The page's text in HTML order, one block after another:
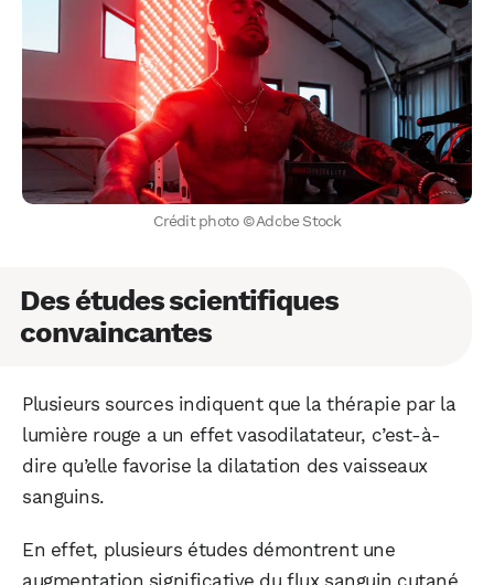
Crédit photo © Adobe Stock
Des études scientifiques
convaincantes
Plusieurs sources indiquent que la thérapie par la
lumière rouge a un effet vasodilatateur, c’est-à-
dire qu’elle favorise la dilatation des vaisseaux
sanguins.
En effet, plusieurs études démontrent une
augmentation significative du flux sanguin cutané